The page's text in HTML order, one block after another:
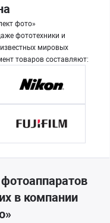
фото»
фототехники и
мировых
товаров составляют:
в компании